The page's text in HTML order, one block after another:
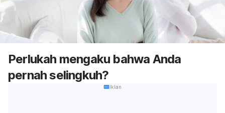
Perlukah mengaku bahwa Anda
pernah selingkuh?
Iklan